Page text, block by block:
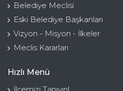
Belediye Meclisi
Eski Belediye Başkanları
Vizyon - Misyon - İlkeler
Meclis Kararları
Hızlı Menü